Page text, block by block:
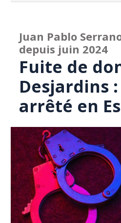
Juan Pablo
depuis juin 2024
Fuite de
Desjardins
arrêté en